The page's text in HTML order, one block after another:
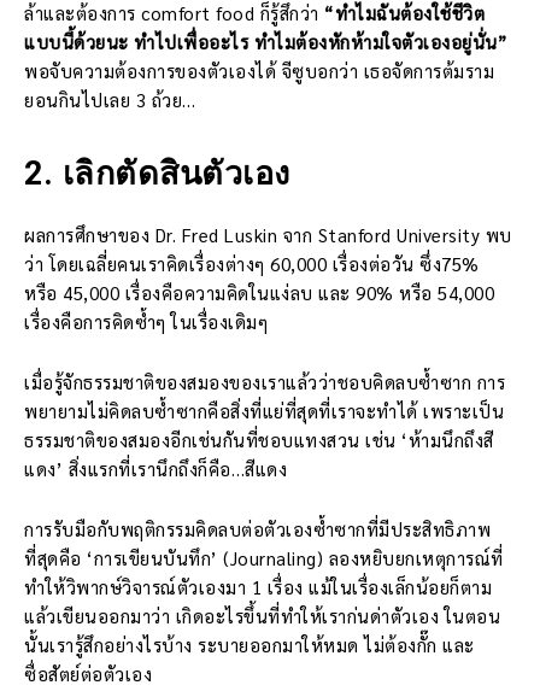
ล้าและต้องการ comfort food ก็รู้สึกว่า “ทำไมฉันต้องใช้ชีวิต
แบบนี้ด้วยนะ ทำไปเพื่ออะไร ทำไมต้องหักห้ามใจตัวเองอยู่นั่น”
พอจับความต้องการของตัวเองได้ จีซูบอกว่า เธอจัดการต้มราม
ยอนกินไปเลย 3 ถ้วย…
2. เลิกตัดสินตัวเอง
ผลการศึกษาของ Dr. Fred Luskin จาก Stanford University พบ
ว่า โดยเฉลี่ยคนเราคิดเรื่องต่างๆ 60,000 เรื่องต่อวัน ซึ่ง75%
หรือ 45,000 เรื่องคือความคิดในแง่ลบ และ 90% หรือ 54,000
เรื่องคือการคิดซ้ำๆ ในเรื่องเดิมๆ
เมื่อรู้จักธรรมชาติของสมองของเราแล้วว่าชอบคิดลบซ้ำซาก การ
พยายามไม่คิดลบซ้ำซากคือสิ่งที่แย่ที่สุดที่เราจะทำได้ เพราะเป็น
ธรรมชาติของสมองอีกเช่นกันที่ชอบแทงสวน เช่น ‘ห้ามนึกถึงสี
แดง’ สิ่งแรกที่เรานึกถึงก็คือ…สีแดง
การรับมือกับพฤติกรรมคิดลบต่อตัวเองซ้ำซากที่มีประสิทธิภาพ
ที่สุดคือ ‘การเขียนบันทึก’ (Journaling) ลองหยิบยกเหตุการณ์ที่
ทำให้วิพากษ์วิจารณ์ตัวเองมา 1 เรื่อง แม้ในเรื่องเล็กน้อยก็ตาม
แล้วเขียนออกมาว่า เกิดอะไรขึ้นที่ทำให้เราก่นด่าตัวเอง ในตอน
นั้นเรารู้สึกอย่างไรบ้าง ระบายออกมาให้หมด ไม่ต้องกั๊ก และ
ซื่อสัตย์ต่อตัวเอง